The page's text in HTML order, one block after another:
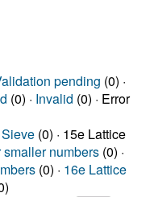
pending (0) ·
(0) · Invalid (0) · Error
(0) · 15e Lattice
numbers (0) ·
(0) · 16e Lattice